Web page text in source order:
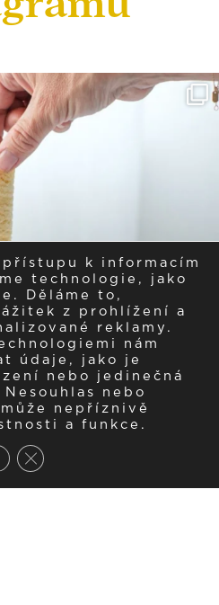
k informacím
technologie, jako
Děláme to,
z prohlížení a
reklamy.
nám
údaje, jako je
nebo jedinečná
nebo
nepříznivě
a funkce.
Zavřít cookie lištu GDPR